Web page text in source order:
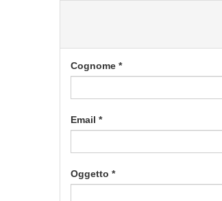
Cognome *
Email *
Oggetto *